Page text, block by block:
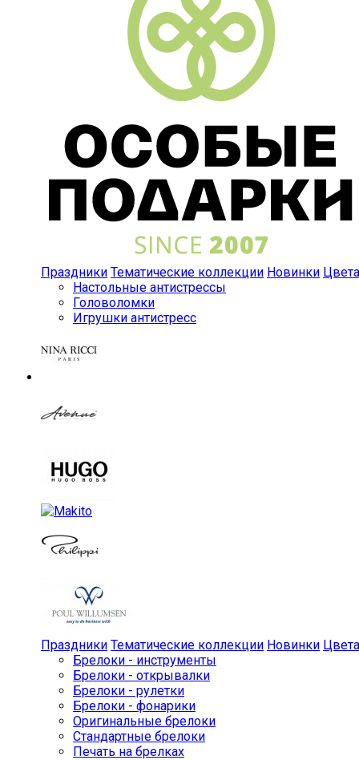
Праздники Тематические коллекции Новинки Цвета
Настольные антистрессы
Головоломки
Игрушки антистресс
Праздники Тематические коллекции Новинки Цвета
Брелоки - инструменты
Брелоки - открывалки
Брелоки - рулетки
Брелоки - фонарики
Оригинальные брелоки
Стандартные брелоки
Печать на брелках